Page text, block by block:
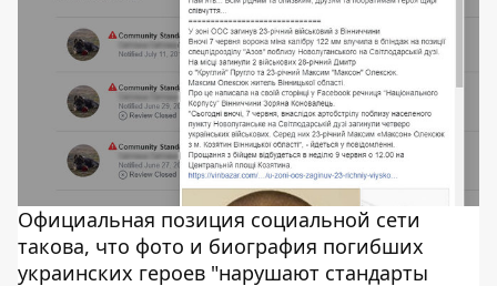
Официальная позиция социальной сети
такова, что фото и биография погибших
украинских героев "нарушают стандарты